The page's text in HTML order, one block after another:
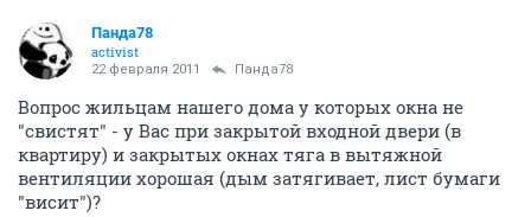
Панда78
activist
22 февраля 2011 Панда78
Вопрос жильцам нашего дома у которых окна не
"свистят" - у Вас при закрытой входной двери (в
квартиру) и закрытых окнах тяга в вытяжной
вентиляции хорошая (дым затягивает, лист бумаги
"висит")?